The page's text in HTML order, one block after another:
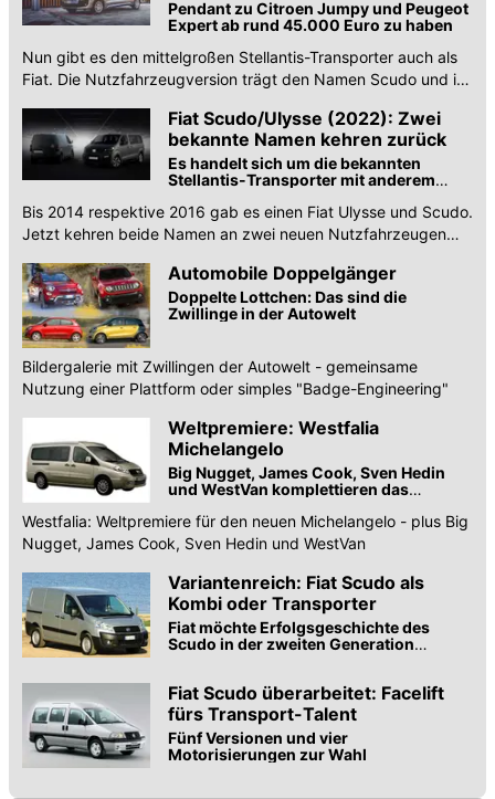
Pendant zu Citroen Jumpy und Peugeot
Expert ab rund 45.000 Euro zu haben
Nun gibt es den mittelgroßen Stellantis-Transporter auch als
Fiat. Die Nutzfahrzeugversion trägt den Namen Scudo und ist
Fiat Scudo/Ulysse (2022): Zwei
bekannte Namen kehren zurück
Es handelt sich um die bekannten
Stellantis-Transporter mit anderem
Bis 2014 respektive 2016 gab es einen Fiat Ulysse und Scudo.
Jetzt kehren beide Namen an zwei neuen Nutzfahrzeugen
Automobile Doppelgänger
Doppelte Lottchen: Das sind die
Zwillinge in der Autowelt
Bildergalerie mit Zwillingen der Autowelt - gemeinsame
Nutzung einer Plattform oder simples "Badge-Engineering"
Weltpremiere: Westfalia
Michelangelo
Big Nugget, James Cook, Sven Hedin
und WestVan komplettieren das
Westfalia: Weltpremiere für den neuen Michelangelo - plus Big
Nugget, James Cook, Sven Hedin und WestVan
Variantenreich: Fiat Scudo als
Kombi oder Transporter
Fiat möchte Erfolgsgeschichte des
Scudo in der zweiten Generation
Fiat Scudo überarbeitet: Facelift
fürs Transport-Talent
Fünf Versionen und vier
Motorisierungen zur Wahl